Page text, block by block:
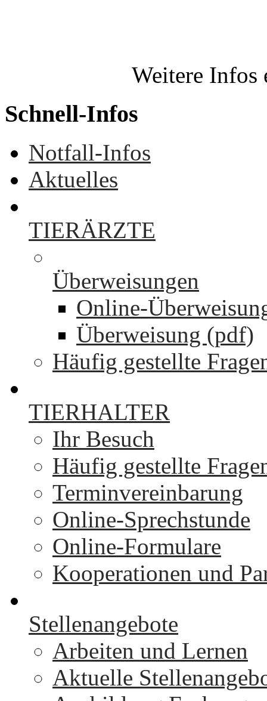
Weitere Infos
Schnell-Infos
Notfall-Infos
Aktuelles
TIERÄRZTE
Überweisungen
Online-
Überweisung (pdf)
Häufig gestellte
TIERHALTER
Ihr Besuch
Häufig gestellte
Terminvereinbarung
Online-Sprechstunde
Online-Formulare
Kooperationen und
Stellenangebote
Arbeiten und Lernen
Aktuelle